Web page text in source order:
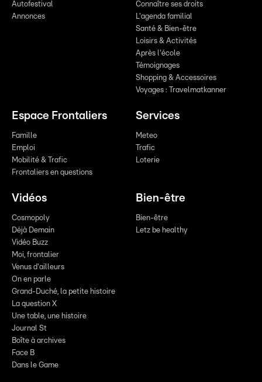
Autofestival
Annonces
Connaître ses droits
L'agenda familial
Santé & Bien-être
Loisirs & Activités
Après l'école
Témoignages
Shopping & Accessoires
Voyages : Travelmatkanner
Espace Frontaliers
Famille
Emploi
Mobilité & Trafic
Frontaliers en questions
Services
Meteo
Trafic
Loterie
Vidéos
Cosmopoly
Déjà Demain
Vidéo Buzz
Moi, frontalier
Venus d'ailleurs
On en parle
Grand-Duché, la petite histoire
La question X
Une table, une histoire
Journal St
Boîte à archives
Face B
Dans le Game
Bien-être
Bien-être
Letz be healthy